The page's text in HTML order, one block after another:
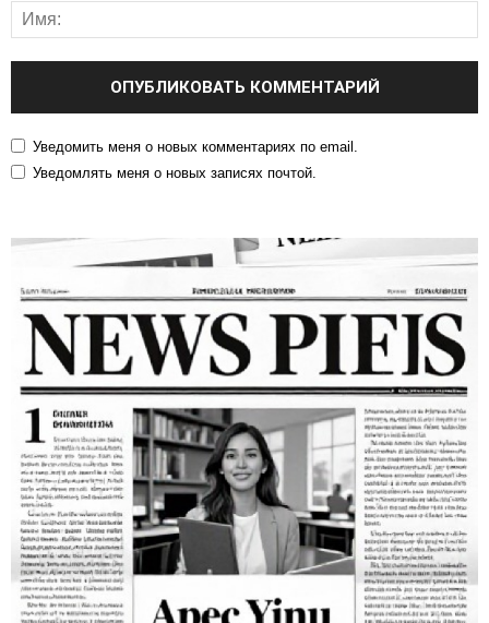
Уведомить меня о новых комментариях по email.
Уведомлять меня о новых записях почтой.